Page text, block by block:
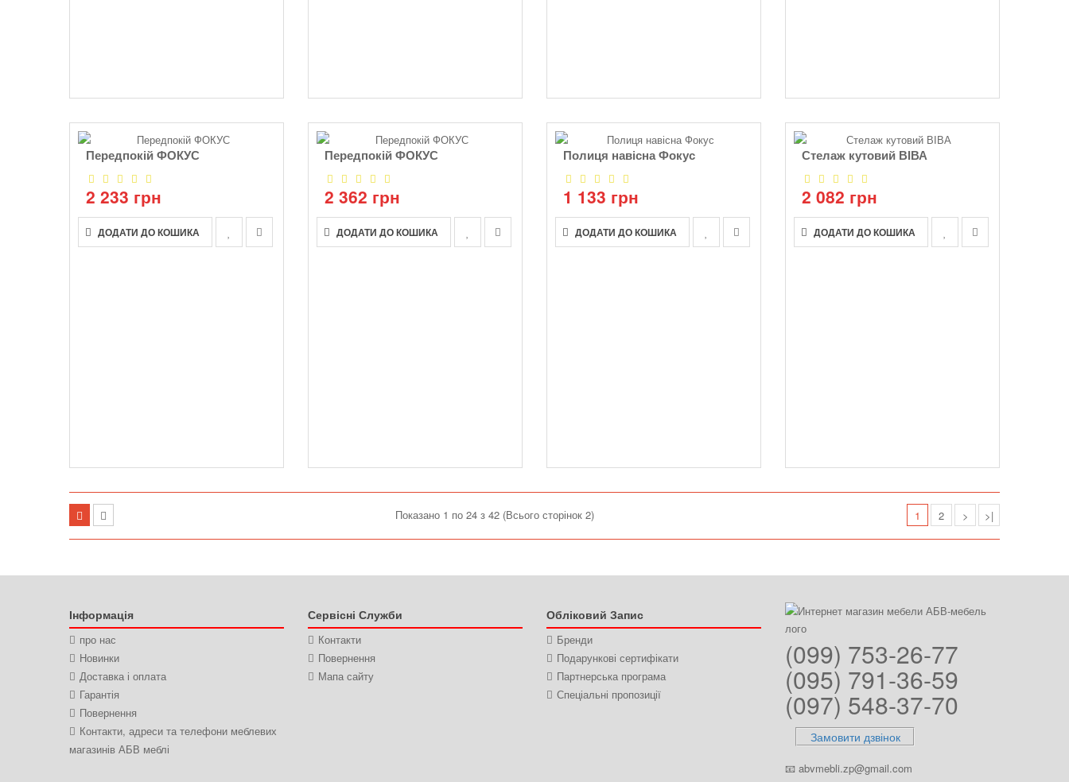
Передпокій ФОКУС
2 233 грн
ДОДАТИ ДО КОШИКА
Передпокій ФОКУС
2 362 грн
ДОДАТИ ДО КОШИКА
Полиця навісна Фокус
1 133 грн
ДОДАТИ ДО КОШИКА
Стелаж кутовий ВІВА
2 082 грн
ДОДАТИ ДО КОШИКА
Показано 1 по 24 з 42 (Всього сторінок 2) 1 2 > >|
Інформація
про нас
Новинки
Доставка і оплата
Гарантія
Повернення
Контакти, адреси та телефони меблевих
магазинів АБВ меблі
Сервісні Служби
Контакти
Повернення
Мапа сайту
Обліковий Запис
Бренди
Подарункові сертифікати
Партнерська програма
Спеціальні пропозиції
(099) 753-26-77
(095) 791-36-59
(097) 548-37-70
Замовити дзвінок
📧 abvmebli.zp@gmail.com